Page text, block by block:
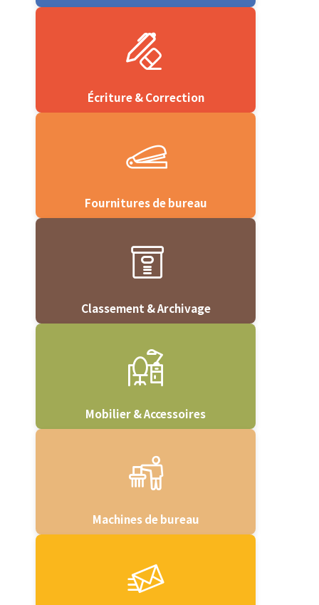
Écriture & Correction
Fournitures de bureau
Classement & Archivage
Mobilier & Accessoires
Machines de bureau